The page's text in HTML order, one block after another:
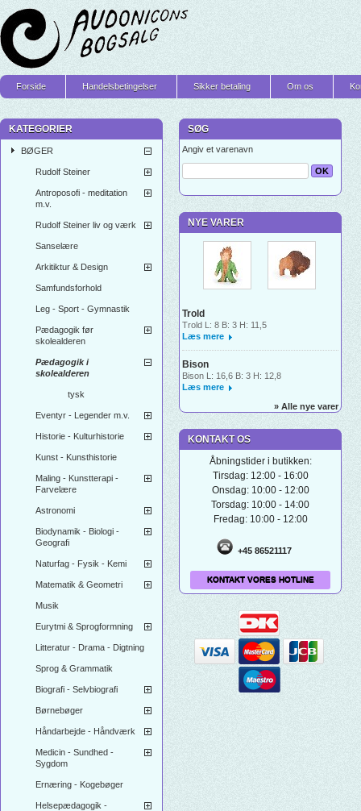
Forside Handelsbetingelser Sikker betaling Om os
KATEGORIER
BØGER
Rudolf Steiner
Antroposofi - meditation
m.v.
Rudolf Steiner liv og værk
Sanselære
Arkitiktur & Design
Samfundsforhold
Leg - Sport - Gymnastik
Pædagogik før
skolealderen
Pædagogik i
skolealderen
tysk
Eventyr - Legender m.v.
Historie - Kulturhistorie
Kunst - Kunsthistorie
Maling - Kunstterapi -
Farvelære
Astronomi
Biodynamik - Biologi -
Geografi
Naturfag - Fysik - Kemi
Matematik & Geometri
Musik
Eurytmi & Sprogformning
Litteratur - Drama - Digtning
Sprog & Grammatik
Biografi - Selvbiografi
Børnebøger
Håndarbejde - Håndværk
Medicin - Sundhed -
Sygdom
Ernæring - Kogebøger
Helsepædagogik -
SØG
Angiv et varenavn
NYE VARER
Trold
Trold L: 8 B: 3 H: 11,5
Læs mere
Bison
Bison L: 16,6 B: 3 H: 12,8
Læs mere
» Alle nye varer
KONTAKT OS
Åbningstider i butikken:
Tirsdag: 12:00 - 16:00
Onsdag: 10:00 - 12:00
Torsdag: 10:00 - 14:00
Fredag: 10:00 - 12:00
+45 86521117
KONTAKT VORES HOTLINE